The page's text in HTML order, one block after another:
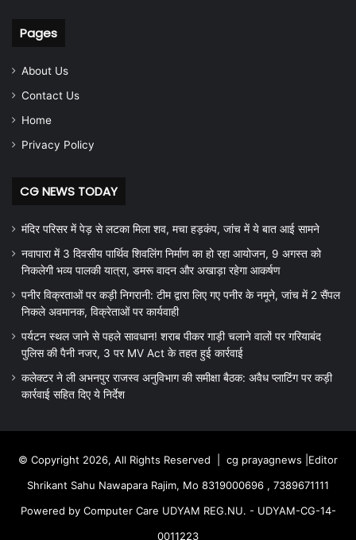
Pages
About Us
Contact Us
Home
Privacy Policy
CG NEWS TODAY
मंदिर परिसर में पेड़ से लटका मिला शव, मचा हड़कंप, जांच में ये बात आई सामने
नवापारा में 3 दिवसीय पार्थिव शिवलिंग निर्माण का हो रहा आयोजन, 9 अगस्त को
निकलेगी भव्य पालकी यात्रा, डमरू वादन और अखाड़ा रहेगा आकर्षण
पनीर विक्रताओं पर कड़ी निगरानी: टीम द्वारा लिए गए पनीर के नमूने, जांच में 2 सैंपल
निकले अवमानक, विक्रेताओं पर कार्यवाही
पर्यटन स्थल जाने से पहले सावधान! शराब पीकर गाड़ी चलाने वालों पर गरियाबंद
पुलिस की पैनी नजर, 3 पर MV Act के तहत हुई कार्रवाई
कलेक्टर ने ली अभनपुर राजस्व अनुविभाग की समीक्षा बैठक: अवैध प्लाटिंग पर कड़ी
कार्रवाई सहित दिए ये निर्देश
© Copyright 2026, All Rights Reserved | cg prayagnews |Editor
Shrikant Sahu Nawapara Rajim, Mo 8319000696 , 7389671111
Powered by Computer Care UDYAM REG.NU. - UDYAM-CG-14-
0011223